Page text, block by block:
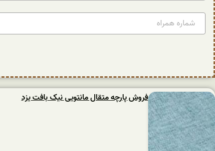
فروش پارچه متقال مانتویی نیک بافت یزد